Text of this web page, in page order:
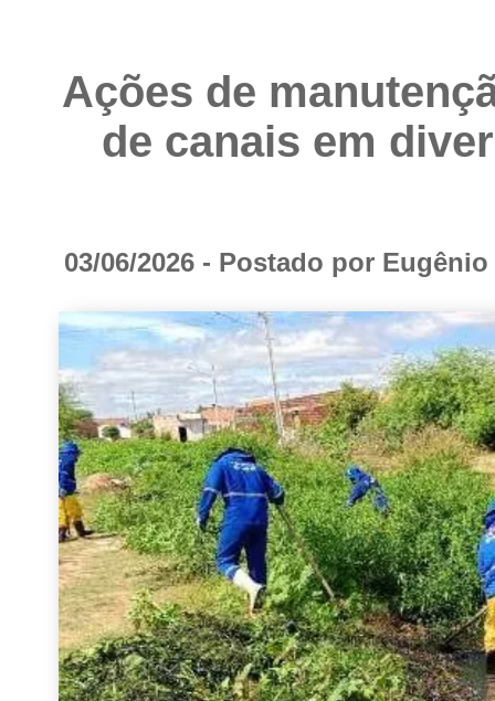
Ações de
de canais em
03/06/2026 - Postado por Eugênio